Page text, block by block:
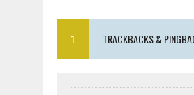
1 TRACKBACKS &